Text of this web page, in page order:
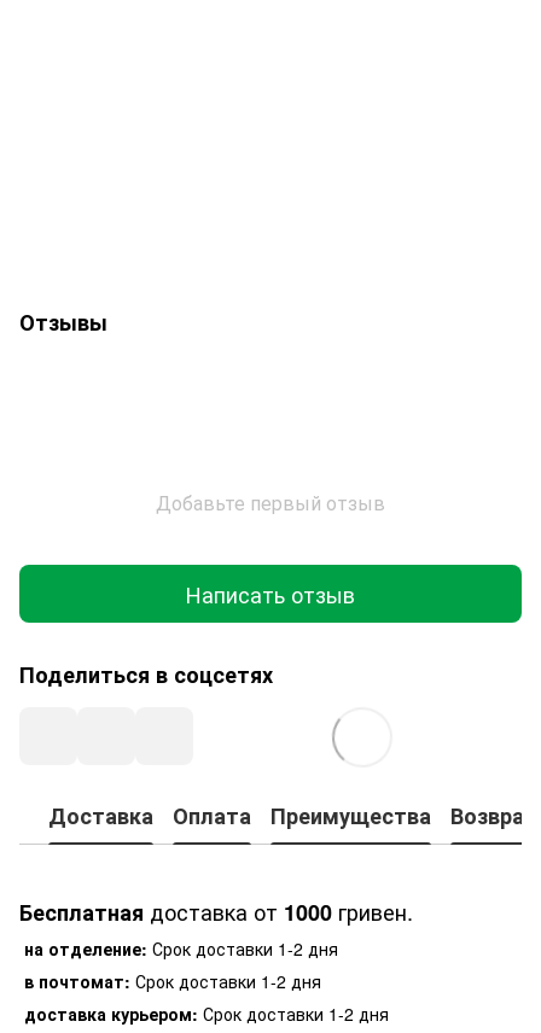
Отзывы
Добавьте первый отзыв
Написать отзыв
Поделиться в соцсетях
Доставка Оплата Преимущества Возврат
Бесплатная доставка от 1000 гривен.
на отделение: Срок доставки 1-2 дня
в почтомат: Срок доставки 1-2 дня
доставка курьером: Срок доставки 1-2 дня